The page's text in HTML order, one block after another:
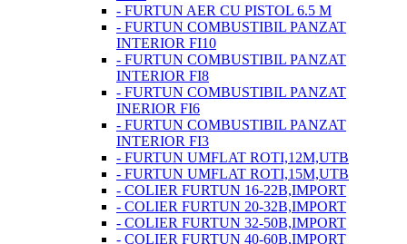
- FURTUN AER CU PISTOL 6.5 M
- FURTUN COMBUSTIBIL PANZAT
INTERIOR FI10
- FURTUN COMBUSTIBIL PANZAT
INTERIOR FI8
- FURTUN COMBUSTIBIL PANZAT
INERIOR FI6
- FURTUN COMBUSTIBIL PANZAT
INTERIOR FI3
- FURTUN UMFLAT ROTI,12M,UTB
- FURTUN UMFLAT ROTI,15M,UTB
- COLIER FURTUN 16-22B,IMPORT
- COLIER FURTUN 20-32B,IMPORT
- COLIER FURTUN 32-50B,IMPORT
- COLIER FURTUN 40-60B,IMPORT